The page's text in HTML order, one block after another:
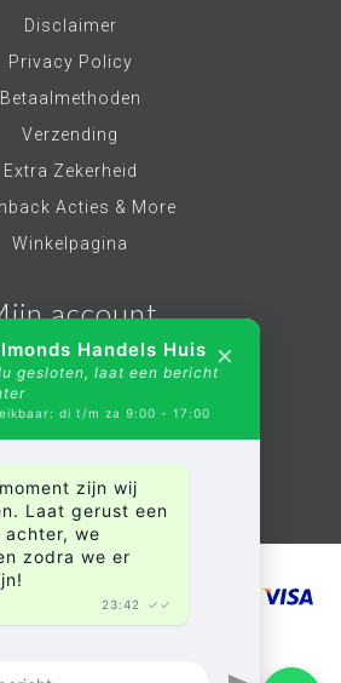
Disclaimer
Privacy Policy
Betaalmethoden
Verzending
Extra Zekerheid
Acties & More
Winkelpagina
account
informatie
Mijn bestellingen
Alle producten
Handels Huis
gesloten, laat een bericht
di t/m za 9:00 - 17:00
×
zijn wij
Laat gerust een
we
zodra we er
23:42 ✓✓